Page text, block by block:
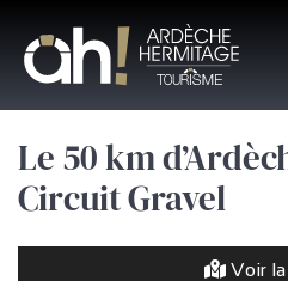
Le 50 km
Circuit Gravel
Voir la